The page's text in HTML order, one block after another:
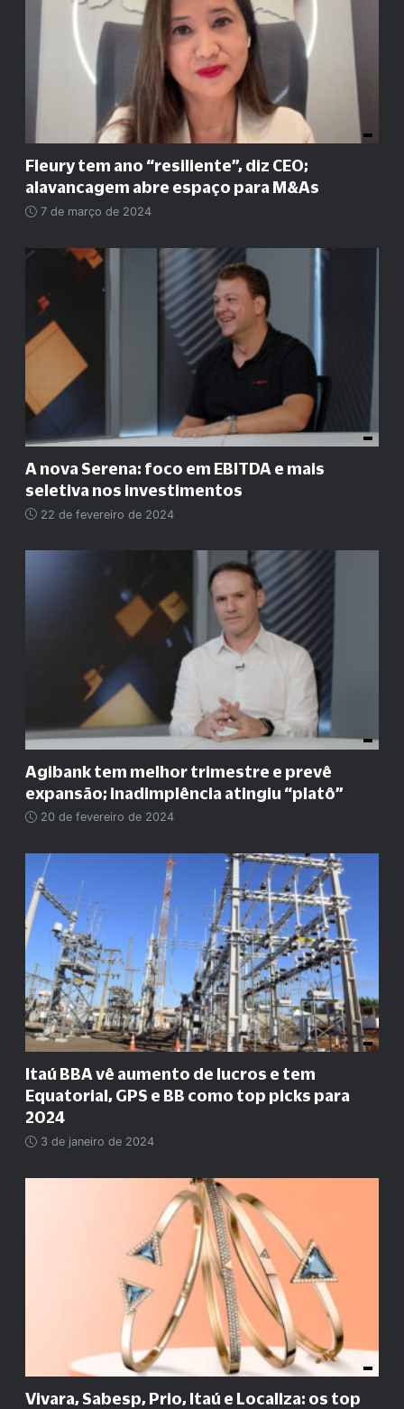
Fleury tem ano “resiliente”, diz CEO;
alavancagem abre espaço para M&As
7 de março de 2024
A nova Serena: foco em EBITDA e mais
seletiva nos investimentos
22 de fevereiro de 2024
Agibank tem melhor trimestre e prevê
expansão; inadimplência atingiu “platô”
20 de fevereiro de 2024
Itaú BBA vê aumento de lucros e tem
Equatorial, GPS e BB como top picks para
2024
3 de janeiro de 2024
Vivara, Sabesp, Prio, Itaú e Localiza: os top